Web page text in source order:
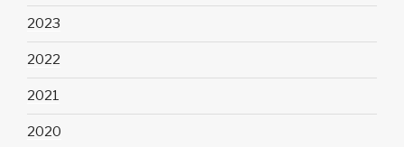
2023
2022
2021
2020